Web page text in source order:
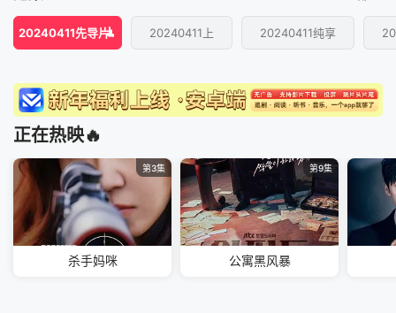
20240411先导片 20240411上 20240411纯享
正在热映🔥
第3集
杀手妈咪
第9集
公寓黑风暴